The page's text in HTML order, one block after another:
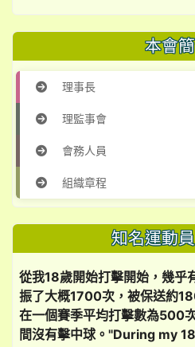
本會
理事長
理監事會
會務人員
組織章程
知名運動
從我18歲開始打擊開始，幾
振了大概1700次，被保送約
在一個賽季平均打擊數為500
間沒有擊中球。"During my